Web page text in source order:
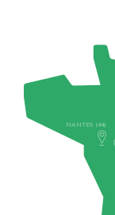
NANTES (44)